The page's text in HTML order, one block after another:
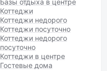
Базы отдыха в центре
Коттеджи
Коттеджи недорого
Коттеджи посуточно
Коттеджи недорого
посуточно
Коттеджи в центре
Гостевые дома